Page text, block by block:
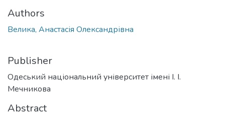
Authors
Велика, Анастасія Олександрівна
Publisher
Одеський національний університет імені І. І.
Мечникова
Abstract